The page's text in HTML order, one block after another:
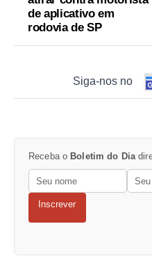
de aplicativo em
rodovia de SP
Siga-nos no
Receba o Boletim do Dia
Inscrever